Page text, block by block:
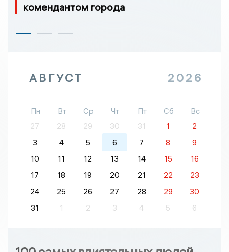
комендантом города
АВГУСТ 2026
Пн Вт Ср Чт Пт Сб
Вс
27
28 29 30 31 1
2
3
4 5 6 7 8
9
10
11 12 13 14 15
16
17
18 19 20 21 22
23
24
25 26 27 28 29
30
31
1 2 3 4 5 6